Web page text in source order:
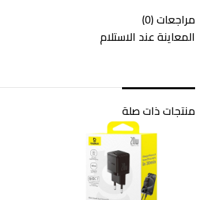
مراجعات (0)
المعاينة عند الاستلام
منتجات ذات صلة